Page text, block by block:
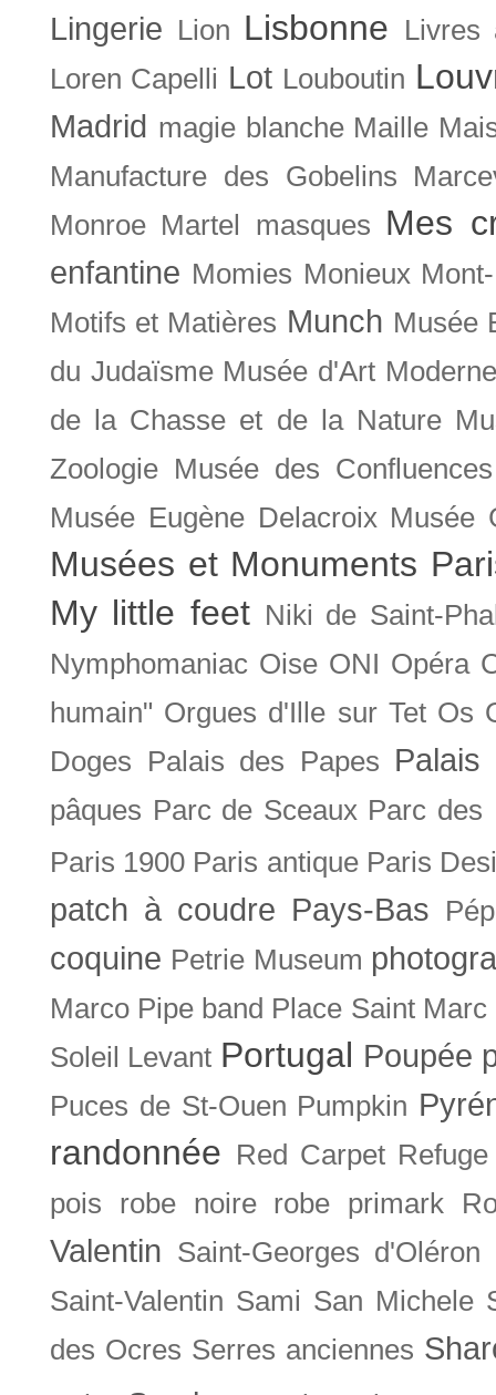
Lingerie Lion Lisbonne
Livres
Loren Capelli Lot Louboutin
Madrid magie blanche Maille
Manufacture des Gobelins
Monroe Martel masques Mes
enfantine Momies Monieux
Motifs et Matières Munch Musée
du Judaïsme Musée d'Art
de la Chasse et de la Nature
Zoologie Musée des Confluences
Musée Eugène Delacroix Musée
Musées et Monuments
My little feet Niki de Saint-
Nymphomaniac Oise ONI Opéra
humain" Orgues d'Ille sur Tet Os
Doges
Palais des Papes Palais
pâques Parc de Sceaux Parc des
Paris 1900 Paris antique Paris
patch à coudre Pays-Bas
coquine Petrie Museum
Marco Pipe band Place Saint Marc
Soleil Levant Portugal Poupée
Puces de St-Ouen Pumpkin
randonnée Red Carpet Refuge
pois
robe noire robe primark
Valentin Saint-Georges d'Oléron
Saint-Valentin Sami San Michele
des Ocres Serres anciennes